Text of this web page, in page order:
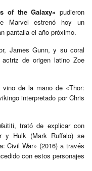
of the Galaxy» pudieron
Marvel estrenó hoy un
pantalla el año próximo.
James Gunn, y su coral
de origen latino Zoe
vino de la mano de «Thor:
interpretado por Chris
trató de explicar con
y Hulk (Mark Ruffalo) se
Civil War» (2016) a través
con estos personajes